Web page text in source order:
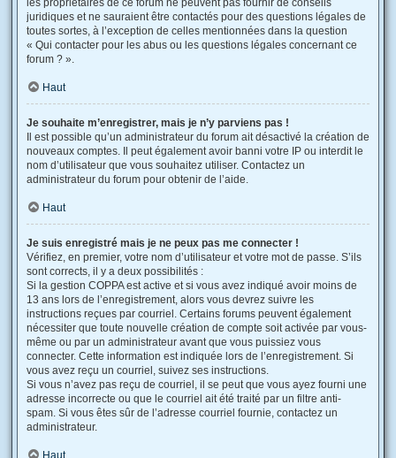
les propriétaires de ce forum ne peuvent pas fournir de conseils
juridiques et ne sauraient être contactés pour des questions légales de
toutes sortes, à l’exception de celles mentionnées dans la question
« Qui contacter pour les abus ou les questions légales concernant ce
forum ? ».
Haut
Je souhaite m’enregistrer, mais je n’y parviens pas !
Il est possible qu’un administrateur du forum ait désactivé la création de
nouveaux comptes. Il peut également avoir banni votre IP ou interdit le
nom d’utilisateur que vous souhaitez utiliser. Contactez un
administrateur du forum pour obtenir de l’aide.
Haut
Je suis enregistré mais je ne peux pas me connecter !
Vérifiez, en premier, votre nom d’utilisateur et votre mot de passe. S’ils
sont corrects, il y a deux possibilités :
Si la gestion COPPA est active et si vous avez indiqué avoir moins de
13 ans lors de l’enregistrement, alors vous devrez suivre les
instructions reçues par courriel. Certains forums peuvent également
nécessiter que toute nouvelle création de compte soit activée par vous-
même ou par un administrateur avant que vous puissiez vous
connecter. Cette information est indiquée lors de l’enregistrement. Si
vous avez reçu un courriel, suivez ses instructions.
Si vous n’avez pas reçu de courriel, il se peut que vous ayez fourni une
adresse incorrecte ou que le courriel ait été traité par un filtre anti-
spam. Si vous êtes sûr de l’adresse courriel fournie, contactez un
administrateur.
Haut